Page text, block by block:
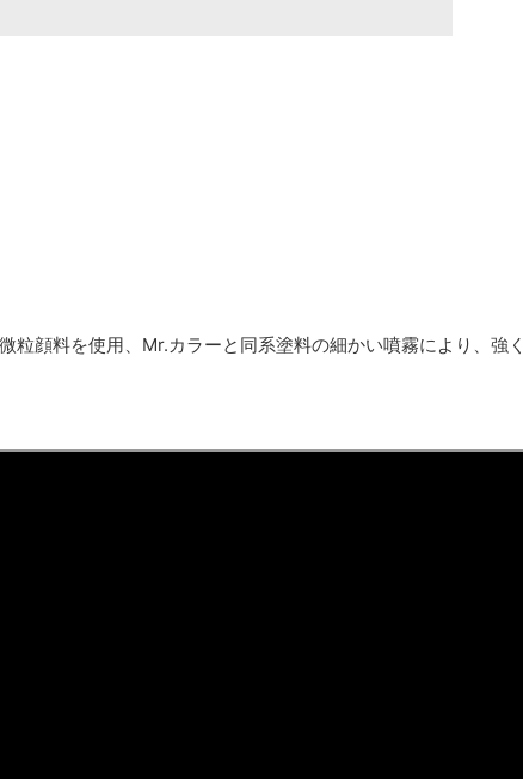
粒顔料を使用、Mr.カラーと同系塗料の細かい噴霧により、強